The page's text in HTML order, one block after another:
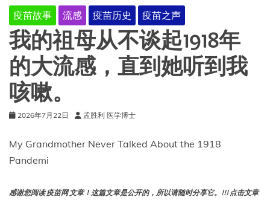
表
明
西
班
牙
人
将
天
花
带
印
国
疫苗故事 流感 疫苗历史 疫苗之声
我的祖母从不谈起1918年
的大流感，直到她听到我
咳嗽。
2026年7月22日 孟胜利 医学博士
My Grandmother Never Talked About the 1918
Pandemi
感谢您阅读 疫苗网 文章！这篇文章是公开的，所以请随时分享它。!!! 点击文章